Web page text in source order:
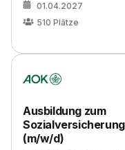
01.04.2027
510 Plätze
Ausbildung zum
(m/w/d)